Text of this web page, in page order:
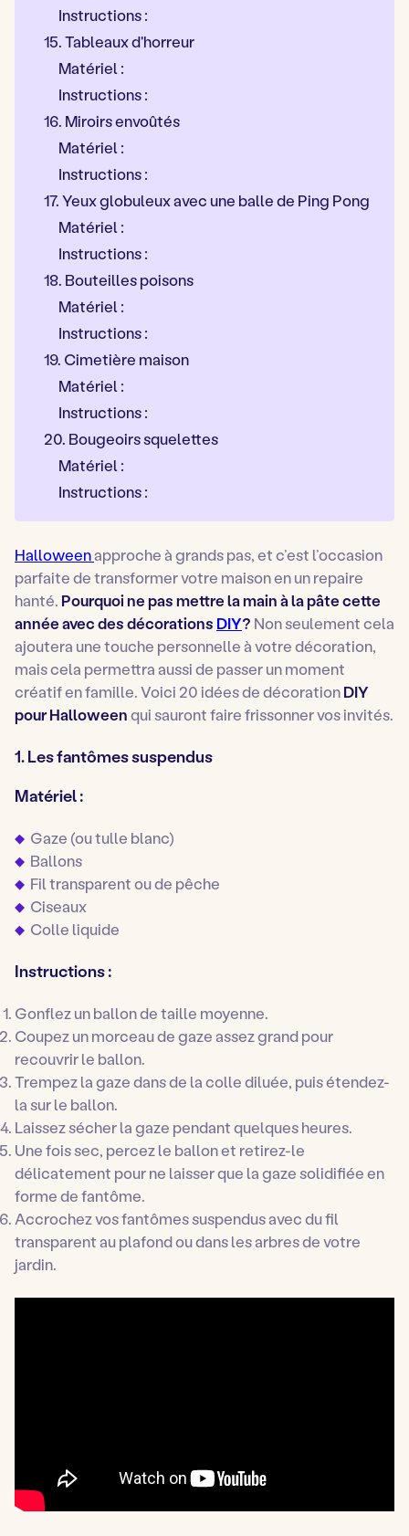
Instructions :
15. Tableaux d'horreur
Matériel :
Instructions :
16. Miroirs envoûtés
Matériel :
Instructions :
17. Yeux globuleux avec une balle de Ping Pong
Matériel :
Instructions :
18. Bouteilles poisons
Matériel :
Instructions :
19. Cimetière maison
Matériel :
Instructions :
20. Bougeoirs squelettes
Matériel :
Instructions :
Halloweenapproche à grands pas, et c’est l’occasion
parfaite de transformer votre maison en un repaire
hanté. Pourquoi ne pas mettre la main à la pâte cette
année avec des décorations DIY? Non seulement cela
ajoutera une touche personnelle à votre décoration,
mais cela permettra aussi de passer un moment
créatif en famille. Voici 20 idées de décorationDIY
pour Halloweenqui sauront faire frissonner vos invités.
1. Les fantômes suspendus
Matériel :
Gaze (ou tulle blanc)
Ballons
Fil transparent ou de pêche
Ciseaux
Colle liquide
Instructions :
Gonflez un ballon de taille moyenne.
Coupez un morceau de gaze assez grand pour
recouvrir le ballon.
Trempez la gaze dans de la colle diluée, puis étendez-
la sur le ballon.
Laissez sécher la gaze pendant quelques heures.
Une fois sec, percez le ballon et retirez-le
délicatement pour ne laisser que la gaze solidifiée en
forme de fantôme.
Accrochez vos fantômes suspendus avec du fil
transparent au plafond ou dans les arbres de votre
jardin.